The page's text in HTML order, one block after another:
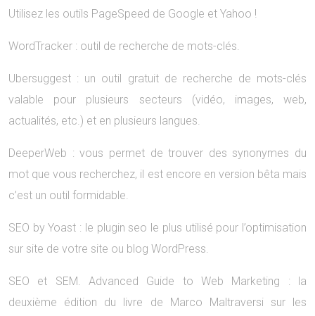
Utilisez les outils PageSpeed de Google et Yahoo !
WordTracker : outil de recherche de mots-clés.
Ubersuggest : un outil gratuit de recherche de mots-clés
valable pour plusieurs secteurs (vidéo, images, web,
actualités, etc.) et en plusieurs langues.
DeeperWeb : vous permet de trouver des synonymes du
mot que vous recherchez, il est encore en version bêta mais
c’est un outil formidable.
SEO by Yoast : le plugin seo le plus utilisé pour l’optimisation
sur site de votre site ou blog WordPress.
SEO et SEM. Advanced Guide to Web Marketing : la
deuxième édition du livre de Marco Maltraversi sur les